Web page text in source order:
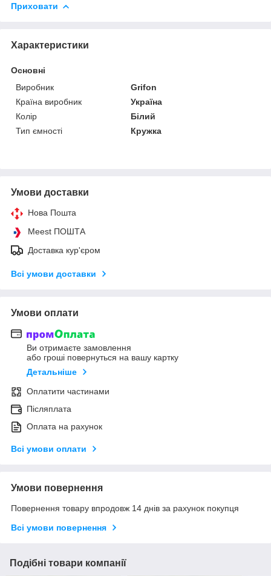
Приховати
Характеристики
Основні
Виробник
Grifon
Країна виробник
Україна
Колір
Білий
Тип ємності
Кружка
Умови доставки
Нова Пошта
Meest ПОШТА
Доставка кур'єром
Всі умови доставки
Умови оплати
Ви отримаєте замовлення
або гроші повернуться на вашу картку
Детальніше
Оплатити частинами
Післяплата
Оплата на рахунок
Всі умови оплати
Умови повернення
Повернення товару впродовж 14 днів за рахунок покупця
Всі умови повернення
Подібні товари компанії